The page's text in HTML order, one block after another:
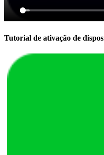
Tutorial de ativação de